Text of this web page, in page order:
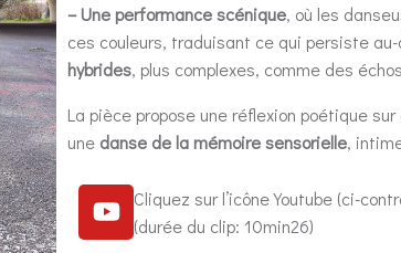
– Une performance scénique, où les
ces couleurs, traduisant ce qui persiste
hybrides, plus complexes, comme des
La pièce propose une réflexion poétique
une danse de la mémoire sensorielle,
Cliquez sur l’icône Youtube (ci-
(durée du clip: 10min26)